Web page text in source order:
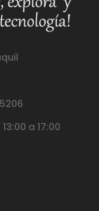
a 17:00